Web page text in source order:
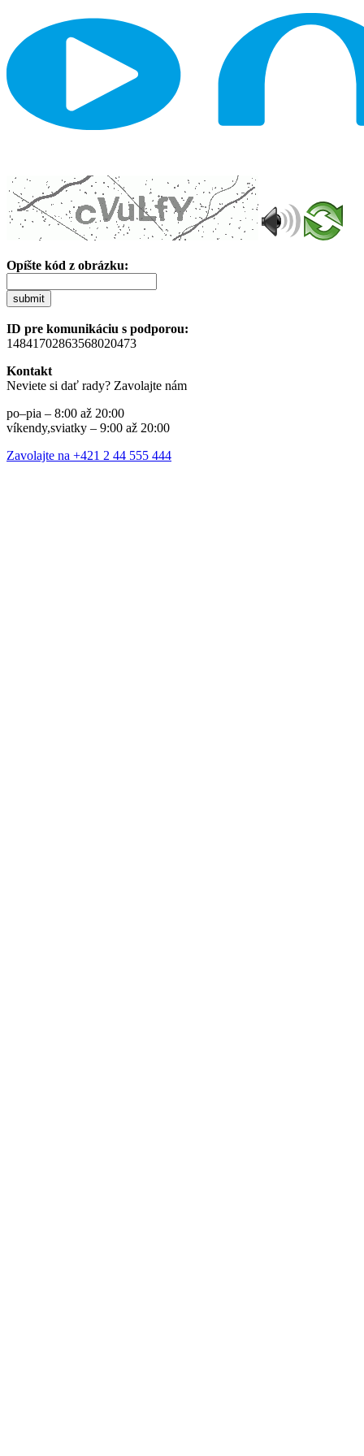
Opíšte kód z obrázku:
submit
ID pre komunikáciu s podporou:
14841702863568020473
Kontakt
Neviete si dať rady? Zavolajte nám
po–pia – 8:00 až 20:00
víkendy,sviatky – 9:00 až 20:00
Zavolajte na +421 2 44 555 444